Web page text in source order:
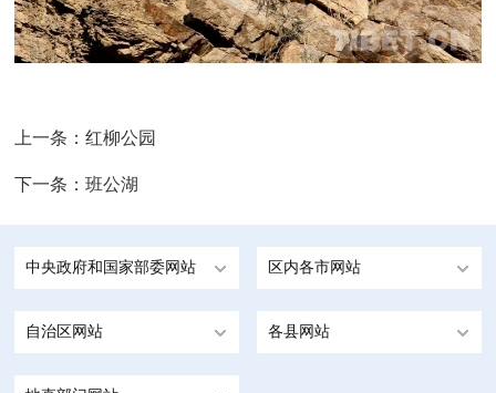
上一条：红柳公园
下一条：班公湖
中央政府和国家部委网站 区内各市网站
自治区网站 各县网站